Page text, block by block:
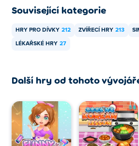
počítači a mobilních zařízeních, jako
tablety.
Související kategorie
HRY PRO DÍVKY 212 ZVÍŘECÍ HRY 213
LÉKAŘSKÉ HRY 27
Další hry od tohoto